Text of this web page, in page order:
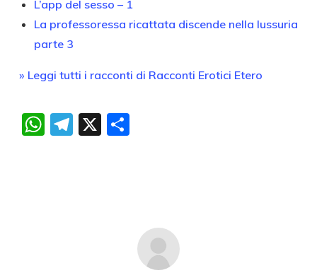
L’app del sesso – 1
La professoressa ricattata discende nella lussuria
parte 3
» Leggi tutti i racconti di Racconti Erotici Etero
WhatsApp
Telegram
X Condividi